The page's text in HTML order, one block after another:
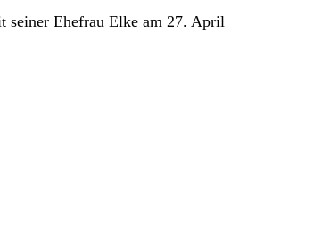
seiner Ehefrau Elke am 27. April